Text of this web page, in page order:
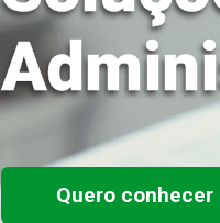
Quero conhecer